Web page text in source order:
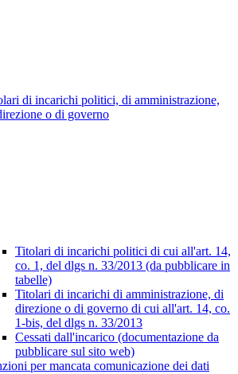
di incarichi politici, di amministrazione,
o di governo
Titolari di incarichi politici di cui all'art. 14,
co. 1, del dlgs n. 33/2013 (da pubblicare in
tabelle)
Titolari di incarichi di amministrazione, di
direzione o di governo di cui all'art. 14, co.
1-bis, del dlgs n. 33/2013
Cessati dall'incarico (documentazione da
pubblicare sul sito web)
per mancata comunicazione dei dati